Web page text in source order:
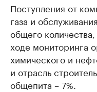
Поступления от
газа и
общего
ходе мониторинга
химического и
и отрасль
общепита – 7%.